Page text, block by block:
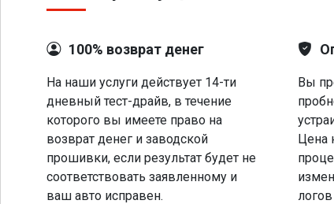
100% возврат денег
На наши услуги действует 14-ти
дневный тест-драйв, в течение
которого вы имеете право на
возврат денег и заводской
прошивки, если результат будет не
соответствовать заявленному и
ваш авто исправен.
Вы
Цена